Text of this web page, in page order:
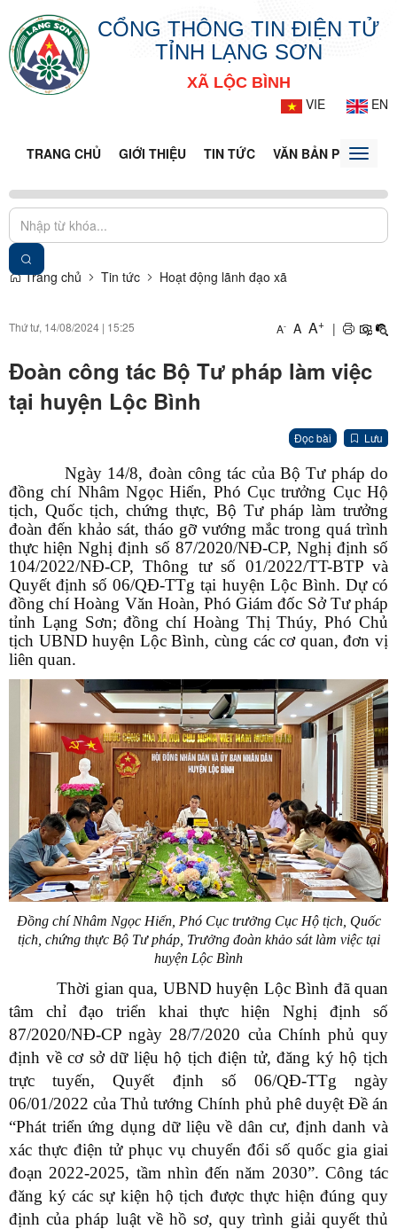
CỔNG THÔNG TIN ĐIỆN TỬ
TỈNH LẠNG SƠN
XÃ LỘC BÌNH
VIE
EN
TRANG CHỦ GIỚI THIỆU TIN TỨC VĂN BẢN PHÁPToggle
Trang chủ Tin tức Hoạt động lãnh đạo xã
Thứ tư, 14/08/2024 | 15:25 A- A A+ |
Đoàn công tác Bộ Tư pháp làm việc
tại huyện Lộc Bình
Đọc bài Lưu
Ngày 14/8, đoàn công tác của Bộ Tư pháp do
đồng chí Nhâm Ngọc Hiển, Phó Cục trưởng Cục Hộ
tịch, Quốc tịch, chứng thực, Bộ Tư pháp làm trưởng
đoàn đến khảo sát, tháo gỡ vướng mắc trong quá trình
thực hiện Nghị định số 87/2020/NĐ-CP, Nghị định số
104/2022/NĐ-CP,Thông tư số 01/2022/TT-BTPvà
Quyết định số 06/QĐ-TTg tại huyện Lộc Bình. Dự có
đồng chí Hoàng Văn Hoàn, Phó Giám đốc Sở Tư pháp
tỉnh Lạng Sơn; đồng chí Hoàng Thị Thúy, Phó Chủ
tịch UBND huyện Lộc Bình, cùng các cơ quan, đơn vị
liên quan.
Đồng chí Nhâm Ngọc Hiển, Phó Cục trưởng Cục Hộ tịch, Quốc
tịch, chứng thực Bộ Tư pháp, Trưởng đoàn khảo sát làm việc tại
huyện Lộc Bình
Thời gian qua, UBND huyện Lộc Bình đã quan
tâm chỉ đạo triển khai thực hiện Nghị định số
87/2020/NĐ-CP ngày 28/7/2020 của Chính phủ quy
định về cơ sở dữ liệu hộ tịch điện tử, đăng ký hộ tịch
trực tuyến, Quyết định số 06/QĐ-TTg ngày
06/01/2022 của Thủ tướng Chính phủ phê duyệt Đề án
“Phát triển ứng dụng dữ liệu về dân cư, định danh và
xác thực điện tử phục vụ chuyển đổi số quốc gia giai
đoạn 2022-2025, tầm nhìn đến năm 2030”. Công tác
đăng ký các sự kiện hộ tịch được thực hiện đúng quy
định của pháp luật về hồ sơ, quy trình giải quyết thủ